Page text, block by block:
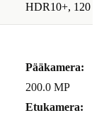
HDR10+, 120
Pääkamera:
200.0 MP
Etukamera: